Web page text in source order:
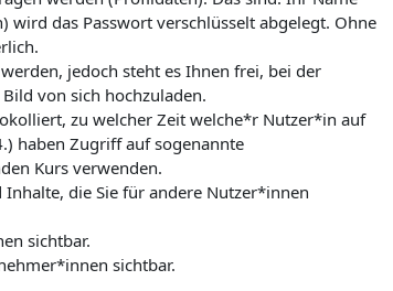
wird das Passwort verschlüsselt abgelegt. Ohne
jedoch steht es Ihnen frei, bei der
von sich hochzuladen.
zu welcher Zeit welche*r Nutzer*in auf
haben Zugriff auf sogenannte
Kurs verwenden.
die Sie für andere Nutzer*innen
sichtbar.
sichtbar.